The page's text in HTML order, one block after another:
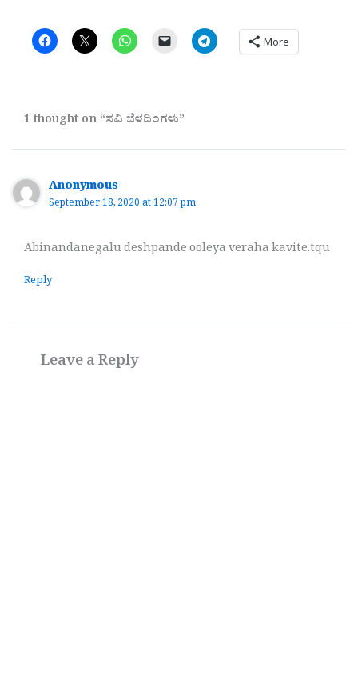
More
1 thought on “ಸವಿ ಬೆಳದಿಂಗಳು”
Anonymous
September 18, 2020 at 12:07 pm
Abinandanegalu deshpande ooleya veraha kavite.tqu
Reply
Leave a Reply